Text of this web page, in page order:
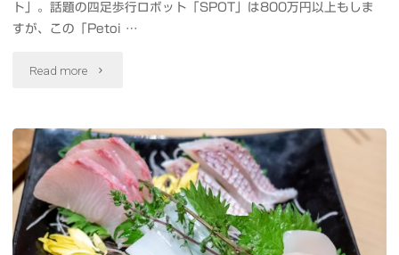
ヤ
イ
ヤ
ン"
ム
て
動
作
ト」。話題の四足歩行ロボット「SPOT」は800万円以上もしま
すが、この「Petoi …
Read more "手
ひ
ら
サ
イ